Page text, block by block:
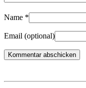
Name *
Email (optional)